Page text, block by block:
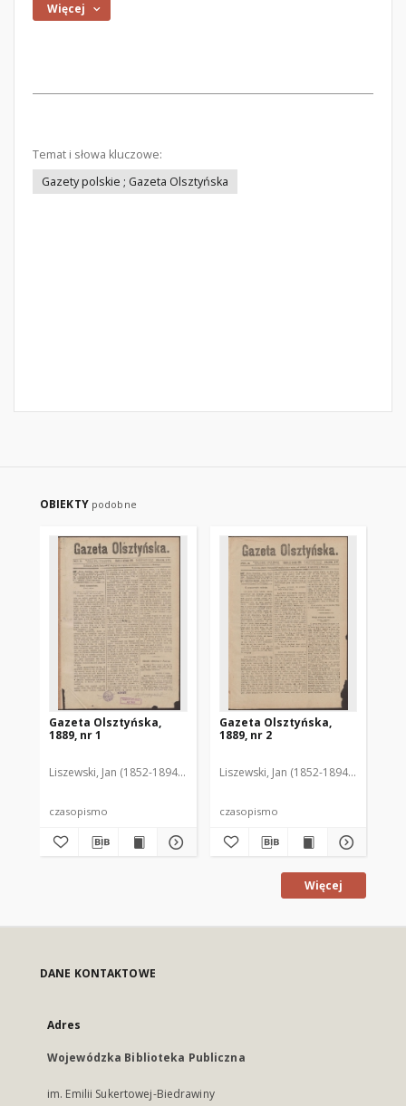
Więcej
Temat i słowa kluczowe:
Gazety polskie ; Gazeta Olsztyńska
OBIEKTY podobne
Gazeta Olsztyńska,
1889, nr 1
Liszewski, Jan (1852-1894). Red.
czasopismo
Gazeta Olsztyńska,
1889, nr 2
Liszewski, Jan (1852-1894). Red.
czasopismo
Więcej
DANE KONTAKTOWE
Adres
Wojewódzka Biblioteka Publiczna
im. Emilii Sukertowej-Biedrawiny